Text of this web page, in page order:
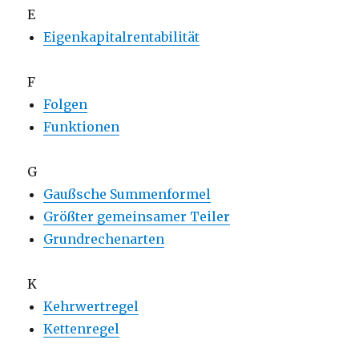
E
Eigenkapitalrentabilität
F
Folgen
Funktionen
G
Gaußsche Summenformel
Größter gemeinsamer Teiler
Grundrechenarten
K
Kehrwertregel
Kettenregel